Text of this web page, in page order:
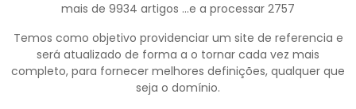
mais de 9934 artigos ...e a processar 2757
Temos como objetivo providenciar um site de referencia e
será atualizado de forma a o tornar cada vez mais
completo, para fornecer melhores definições, qualquer que
seja o domínio.